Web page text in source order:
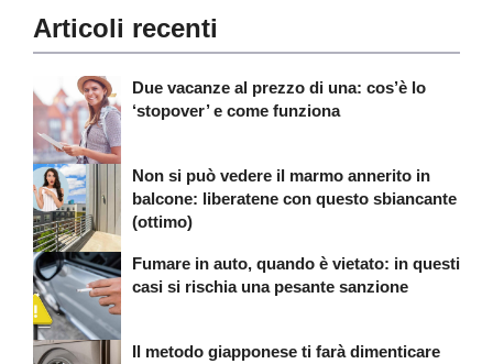
Articoli recenti
Due vacanze al prezzo di una: cos’è lo
‘stopover’ e come funziona
Non si può vedere il marmo annerito in
balcone: liberatene con questo sbiancante
(ottimo)
Fumare in auto, quando è vietato: in questi
casi si rischia una pesante sanzione
Il metodo giapponese ti farà dimenticare